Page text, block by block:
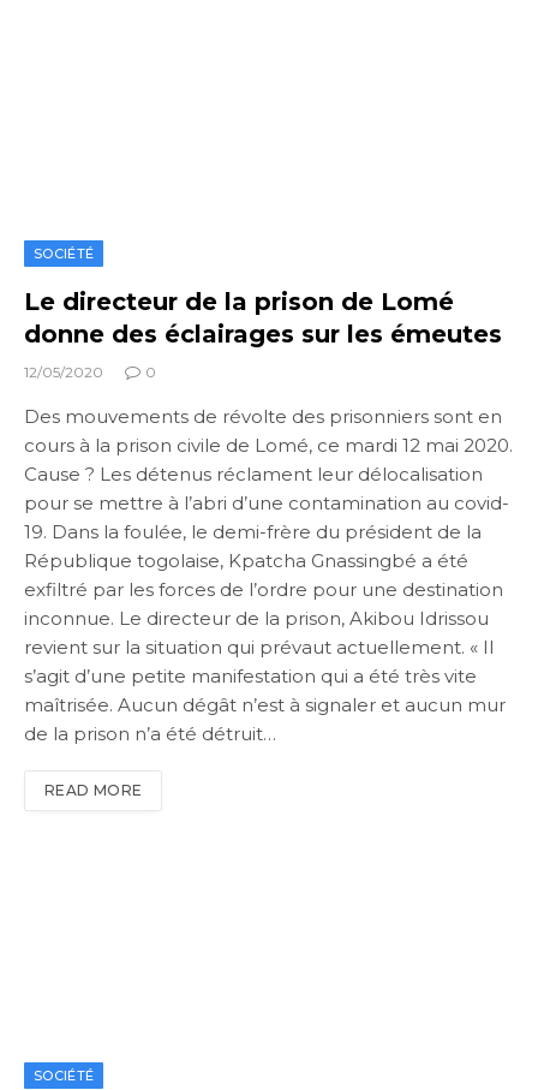
SOCIÉTÉ
Le directeur de la prison de Lomé
donne des éclairages sur les émeutes
12/05/2020 0
Des mouvements de révolte des prisonniers sont en
cours à la prison civile de Lomé, ce mardi 12 mai 2020.
Cause ? Les détenus réclament leur délocalisation
pour se mettre à l’abri d’une contamination au covid-
19. Dans la foulée, le demi-frère du président de la
République togolaise, Kpatcha Gnassingbé a été
exfiltré par les forces de l’ordre pour une destination
inconnue. Le directeur de la prison, Akibou Idrissou
revient sur la situation qui prévaut actuellement. « Il
s’agit d’une petite manifestation qui a été très vite
maîtrisée. Aucun dégât n’est à signaler et aucun mur
de la prison n’a été détruit…
READ MORE
SOCIÉTÉ